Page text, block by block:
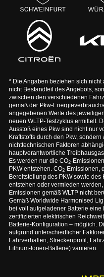
* Die Angaben beziehen sich
nicht Bestandteil des Angebots,
zwischen den verschiedenen
gemäß der Pkw-
angegebenen Werte des
neuen WLTP-Testzyklus ermittelt.
Ausstoß eines Pkw sind nicht nur
Kraftstoffs durch den Pkw,
nichttechnischen Faktoren
hauptverantwortliche Treibhausgas.
Es werden nur die CO2-
PKW entstehen. CO2-Emissionen,
Bereitstellung des PKW sowie des
entstehen oder vermieden
Emissionen gemäß WLTP nicht
Gemäß Worldwide Harmonised
bei voll aufgeladener Batterie eine
zertifizierten elektrischen
Batterie-Konfiguration – möglich.
aufgrund unterschiedlicher
Fahrverhalten, Streckenprofil,
Lithium-Ionen-Batterie) variieren.